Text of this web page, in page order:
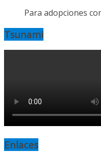
Para adopciones
Tsunami
Enlaces